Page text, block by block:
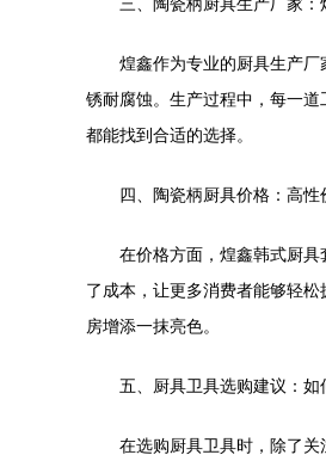
煌鑫作为专业的厨具生产
锈耐腐蚀。生产过程中，每一
都能找到合适的选择。
四、陶瓷柄厨具价格：高性
在价格方面，煌鑫韩式厨
了成本，让更多消费者能够轻
房增添一抹亮色。
五、厨具卫具选购建议：如
在选购厨具卫具时，除了